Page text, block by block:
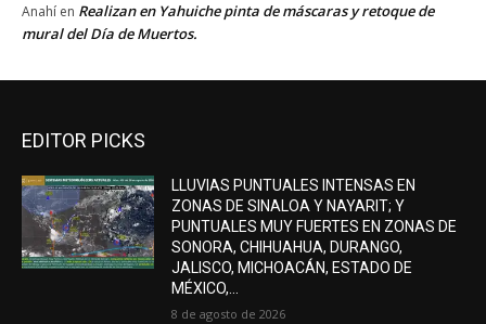
Anahí en Realizan en Yahuiche pinta de máscaras y retoque de
mural del Día de Muertos.
EDITOR PICKS
LLUVIAS PUNTUALES INTENSAS EN
ZONAS DE SINALOA Y NAYARIT; Y
PUNTUALES MUY FUERTES EN ZONAS DE
SONORA, CHIHUAHUA, DURANGO,
JALISCO, MICHOACÁN, ESTADO DE
MÉXICO,...
8 de agosto de 2026